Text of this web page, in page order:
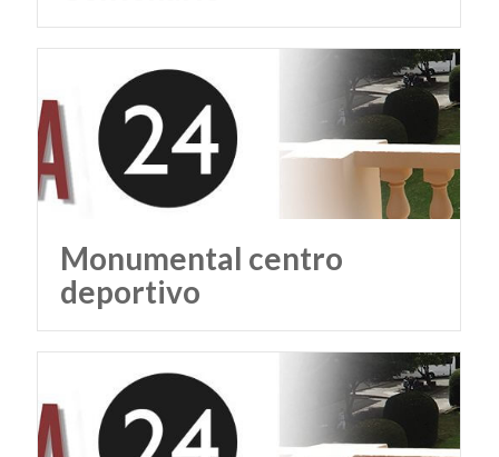
Monumental centro
deportivo